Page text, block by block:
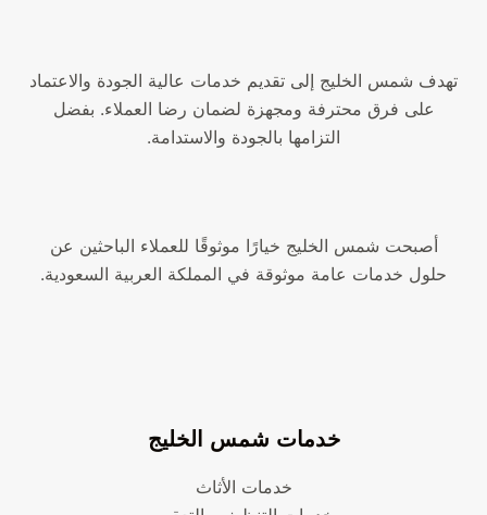
تهدف شمس الخليج إلى تقديم خدمات عالية الجودة والاعتماد
على فرق محترفة ومجهزة لضمان رضا العملاء. بفضل
التزامها بالجودة والاستدامة.
أصبحت شمس الخليج خيارًا موثوقًا للعملاء الباحثين عن
حلول خدمات عامة موثوقة في المملكة العربية السعودية.
خدمات شمس الخليج
خدمات الأثاث